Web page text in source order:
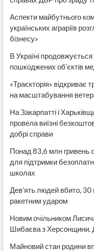
Аспекти майбутнього
українських аграріїв
бізнесу»
В Україні
пошкоджених об’єктів
«Траєкторія» відкриває
на масштабування
На Закарпатті і
провела виїзні
добрі справи
Понад 83,6 млн гривень
для підтримки
школах
Дев’ять людей вбито, 30
ракетним ударом
Новим очільником
Шибаєва з Херсонщини.
Майновий стан родини